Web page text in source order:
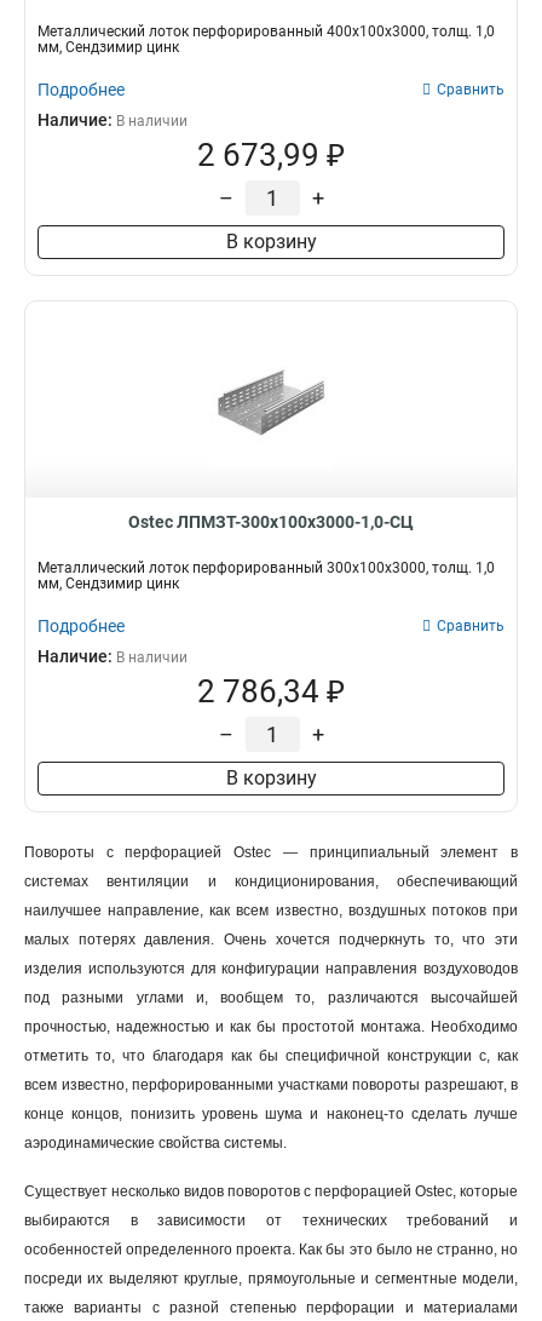
Металлический лоток перфорированный 400х100х3000, толщ. 1,0
мм, Сендзимир цинк
Подробнее Сравнить
Наличие: В наличии
2 673,99 ₽
– +
В корзину
Ostec ЛПМЗТ-300х100х3000-1,0-СЦ
Металлический лоток перфорированный 300х100х3000, толщ. 1,0
мм, Сендзимир цинк
Подробнее Сравнить
Наличие: В наличии
2 786,34 ₽
– +
В корзину
Повороты с перфорацией Ostec — принципиальный элемент в
системах вентиляции и кондиционирования, обеспечивающий
наилучшее направление, как всем известно, воздушных потоков при
малых потерях давления. Очень хочется подчеркнуть то, что эти
изделия используются для конфигурации направления воздуховодов
под разными углами и, вообщем то, различаются высочайшей
прочностью, надежностью и как бы простотой монтажа. Необходимо
отметить то, что благодаря как бы специфичной конструкции с, как
всем известно, перфорированными участками повороты разрешают, в
конце концов, понизить уровень шума и наконец-то сделать лучше
аэродинамические свойства системы.
Существует несколько видов поворотов с перфорацией Ostec, которые
выбираются в зависимости от технических требований и
особенностей определенного проекта. Как бы это было не странно, но
посреди их выделяют круглые, прямоугольные и сегментные модели,
также варианты с разной степенью перфорации и материалами